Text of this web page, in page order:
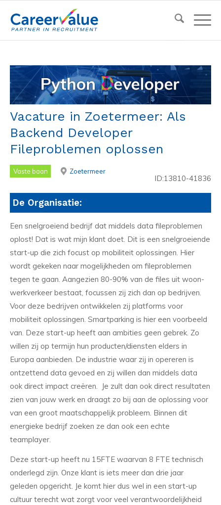
Vacature in Zoetermeer: Als
Backend Developer
Fileproblemen oplossen
Vaste baan Zoetermeer
ID:13810-41836
De Organisatie:
Een snelgroeiend bedrijf dat middels data fileproblemen
oplost! Dat is wat mijn klant doet. Dit is een snelgroeiende
start-up die zich focust op mobiliteit oplossingen. Hier
wordt gekeken naar mogelijkheden om fileproblemen
tegen te gaan. Aangezien 80-90% van de files uit woon-
werkverkeer bestaat, focussen zij zich dan op bedrijven.
Voor deze bedrijven ontwikkelen zij platforms voor
mobiliteit oplossingen. Smartparking is hier een voorbeeld
van. Deze start-up heeft aan ambities geen gebrek. Zo
willen zij op termijn hun producten/diensten elders in
Europa aanbieden. De industrie waar zij in opereren is
ontzettend data gevoed en zij willen dan middels data
ook direct impact creëren. Je zult dan ook direct resultaten
zien van jouw werk en draagt zo bij aan de oplossing voor
van een groot maatschappelijk probleem. Binnen dit
energieke bedrijf zoeken ze dan ook een echte
teamplayer.
Deze start-up heeft nu 15FTE waarvan 8 FTE technisch
onderlegd zijn. Onze klant is iets meer dan drie jaar
geleden opgericht. Je komt hier dus wel in een start-up
cultuur terecht wat zorgt voor veel verantwoordelijkheid